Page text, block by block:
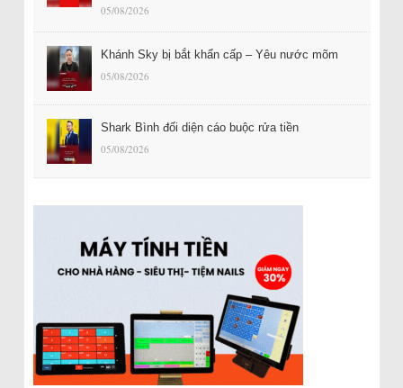
05/08/2026
Khánh Sky bị bắt khẩn cấp – Yêu nước mõm
05/08/2026
Shark Bình đối diện cáo buộc rửa tiền
05/08/2026